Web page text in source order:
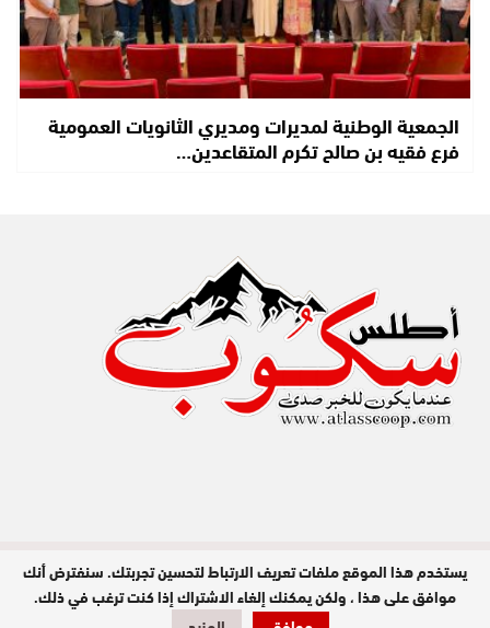
الجمعية الوطنية لمديرات ومديري الثانويات العمومية
فرع فقيه بن صالح تكرم المتقاعدين…
مدير النشر : عبد الله عزي / جميع الحقوق
محفوظة © 2026
يستخدم هذا الموقع ملفات تعريف الارتباط لتحسين تجربتك. سنفترض أنك
موافق على هذا ، ولكن يمكنك إلغاء الاشتراك إذا كنت ترغب في ذلك.